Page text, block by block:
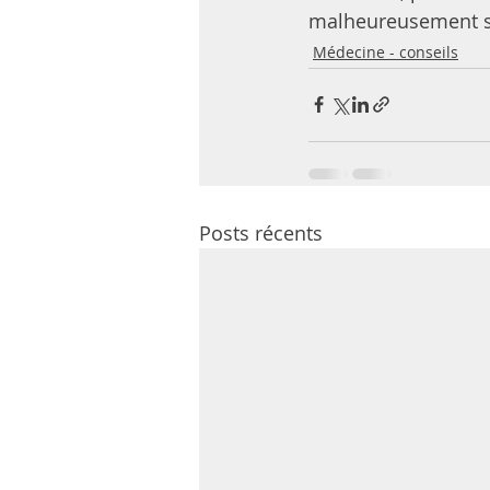
malheureusement
Médecine - conseils
Posts récents